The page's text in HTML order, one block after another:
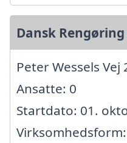
Dansk
Peter Wessels
Ansatte: 0
Startdato: 01.
Virksomhedsform: